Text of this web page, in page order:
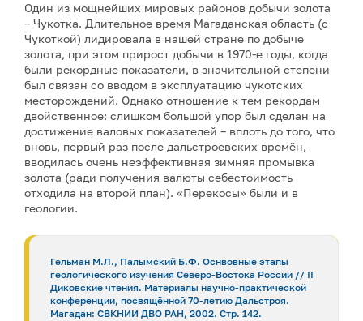
Один из мощнейших мировых районов добычи золота
– Чукотка. Длительное время Магаданская область (с
Чукоткой) лидировала в нашей стране по добыче
золота, при этом прирост добычи в 1970-е годы, когда
были рекордные показатели, в значительной степени
был связан со вводом в эксплуатацию чукотских
месторождений. Однако отношение к тем рекордам
двойственное: слишком большой упор был сделан на
достижение валовых показателей – вплоть до того, что
вновь, первый раз после дальстроевских времён,
вводилась очень неэффективная зимняя промывка
золота (ради получения валюты себестоимость
отходила на второй план). «Перекосы» были и в
геологии.
Гельман М.Л., Палымский Б.Ф. Оснвовные этапы
геологического изучения Северо-Востока России // II
Диковские чтения. Материалы научно-практической
конференции, посвящённой 70-летию Дальстроя.
Магадан: СВКНИИ ДВО РАН, 2002. Стр. 142.